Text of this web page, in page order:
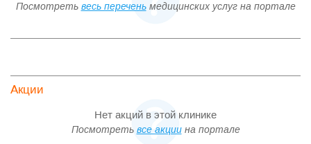
Посмотреть весь переченьмедицинских услуг на портале
Акции
Нет акций в этой клинике
Посмотреть все акциина портале